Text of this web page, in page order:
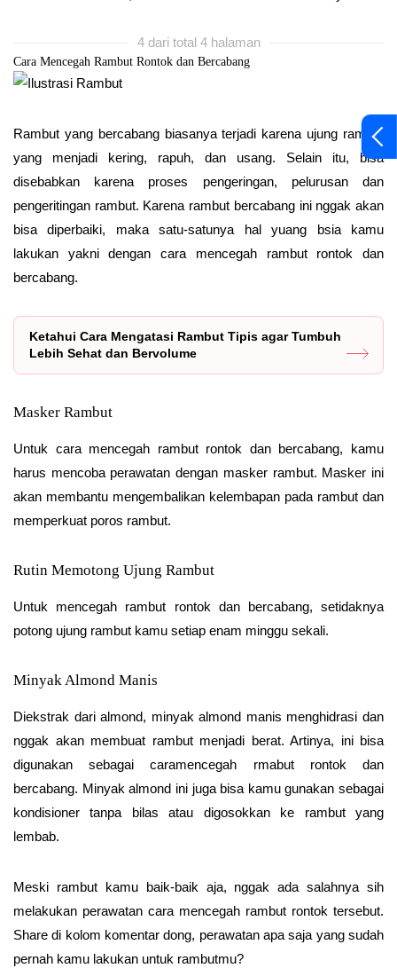
4 dari total 4 halaman
Cara Mencegah Rambut Rontok dan Bercabang
Rambut yang bercabang biasanya terjadi karena ujung rambut
yang menjadi kering, rapuh, dan usang. Selain itu, bisa
disebabkan karena proses pengeringan, pelurusan dan
pengeritingan rambut. Karena rambut bercabang ini nggak akan
bisa diperbaiki, maka satu-satunya hal yuang bsia kamu
lakukan yakni dengan cara mencegah rambut rontok dan
bercabang.
Ketahui Cara Mengatasi Rambut Tipis agar Tumbuh
Lebih Sehat dan Bervolume
Masker Rambut
Untuk cara mencegah rambut rontok dan bercabang, kamu
harus mencoba perawatan dengan masker rambut. Masker ini
akan membantu mengembalikan kelembapan pada rambut dan
memperkuat poros rambut.
Rutin Memotong Ujung Rambut
Untuk mencegah rambut rontok dan bercabang, setidaknya
potong ujung rambut kamu setiap enam minggu sekali.
Minyak Almond Manis
Diekstrak dari almond, minyak almond manis menghidrasi dan
nggak akan membuat rambut menjadi berat. Artinya, ini bisa
digunakan sebagai caramencegah rmabut rontok dan
bercabang. Minyak almond ini juga bisa kamu gunakan sebagai
kondisioner tanpa bilas atau digosokkan ke rambut yang
lembab.
Meski rambut kamu baik-baik aja, nggak ada salahnya sih
melakukan perawatan cara mencegah rambut rontok tersebut.
Share di kolom komentar dong, perawatan apa saja yang sudah
pernah kamu lakukan untuk rambutmu?